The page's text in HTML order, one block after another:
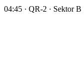
04:45 · QR-2 · Sektor